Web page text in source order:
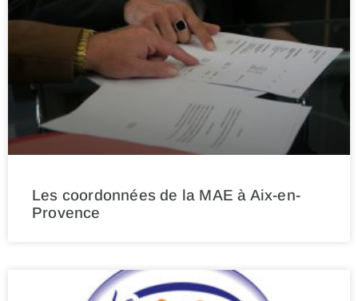
Les coordonnées de la MAE à Aix-en-
Provence